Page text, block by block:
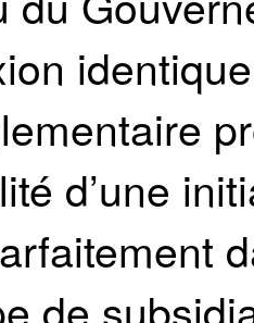
d’une
de